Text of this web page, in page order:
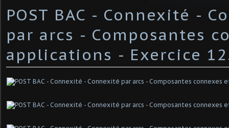
POST BAC - Connexité -
par arcs - Composantes
applications - Exercice